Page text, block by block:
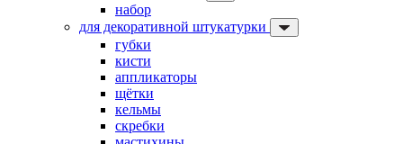
набор
для декоративной штукатурки
губки
кисти
аппликаторы
щётки
кельмы
скребки